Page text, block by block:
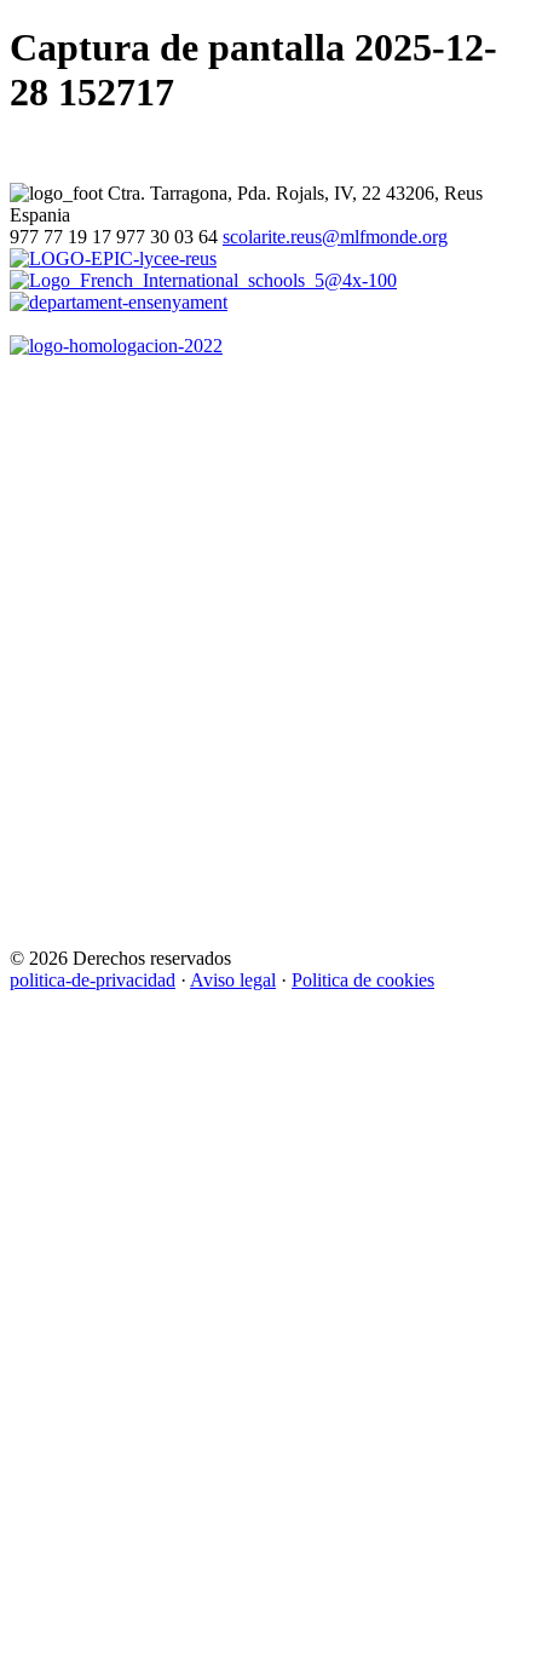
Captura de pantalla 2025-12-
28 152717
Ctra. Tarragona, Pda. Rojals, IV, 22 43206, Reus
Espania
977 77 19 17 977 30 03 64 scolarite.reus@mlfmonde.org
© 2026 Derechos reservados
politica-de-privacidad · Aviso legal · Politica de cookies